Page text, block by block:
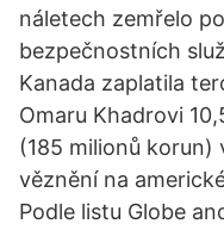
náletech zemřelo
bezpečnostních
Kanada zaplatila
Omaru Khadrovi
(185 milionů korun)
věznění na
Podle listu Globe